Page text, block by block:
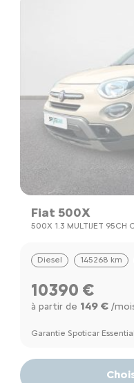
Fiat 500X
500X 1.3 MULTIJET 95CH
Diesel 145268 km
10390 €
à partir de 149 €/
Garantie Spoticar